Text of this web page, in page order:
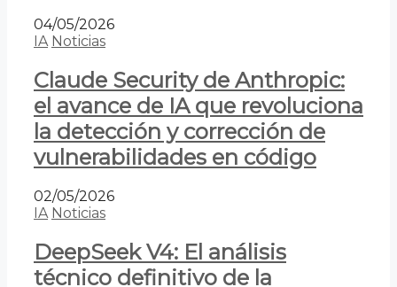
04/05/2026
IA Noticias
Claude Security de Anthropic:
el avance de IA que revoluciona
la detección y corrección de
vulnerabilidades en código
02/05/2026
IA Noticias
DeepSeek V4: El análisis
técnico definitivo de la